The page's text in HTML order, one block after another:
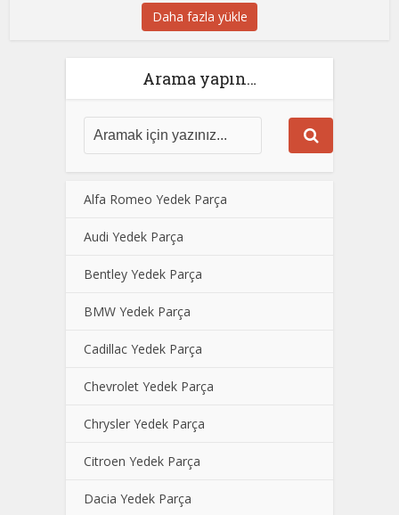
Daha fazla yükle
Arama yapın…
Alfa Romeo Yedek Parça
Audi Yedek Parça
Bentley Yedek Parça
BMW Yedek Parça
Cadillac Yedek Parça
Chevrolet Yedek Parça
Chrysler Yedek Parça
Citroen Yedek Parça
Dacia Yedek Parça